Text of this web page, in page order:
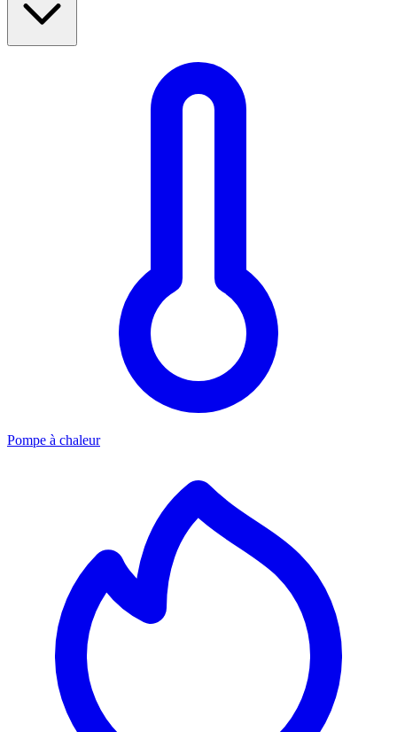
Pompe à chaleur